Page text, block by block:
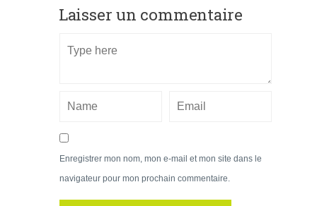
Laisser un commentaire
Enregistrer mon nom, mon e-mail et mon site dans le
navigateur pour mon prochain commentaire.